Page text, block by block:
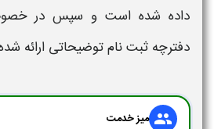
داده شده است و سپس در
دفترچه ثبت نامتوضیحاتی ارائه
group میز خدمت